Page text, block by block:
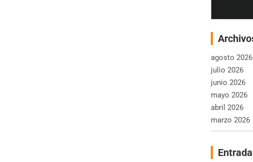
agosto 2026
julio 2026
junio 2026
mayo 2026
abril 2026
marzo 2026